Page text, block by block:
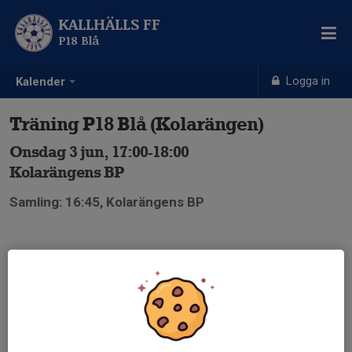
Kalender Logga in
KALLHÄLLS FF
P18 Blå
Träning P18 Blå (Kolarängen)
Onsdag 3 jun, 17:00-18:00
Kolarängens BP
Samling: 16:45, Kolarängens BP